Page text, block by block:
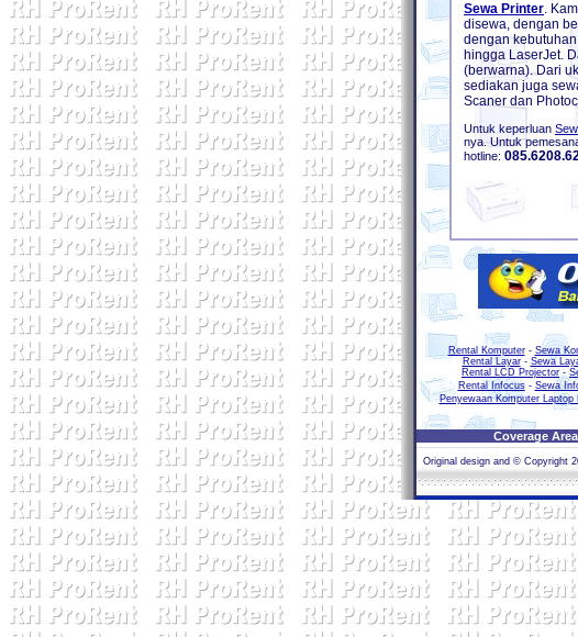
Sewa Printer.
disewa, dengan
dengan
hingga LaserJet.
(berwarna). Dari
sediakan juga
Scaner dan
Untuk keperluan
nya. Untuk
hotline:
Rental Komputer- Sewa
Rental Layar- Sewa
Rental LCD Projector -
Rental Infocus- Sewa
Penyewaan Komputer
Coverage
Original design and © Copyright